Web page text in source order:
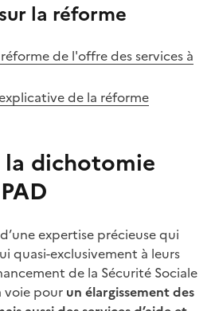
la réforme
de l'offre des services à
de la réforme
la dichotomie
expertise précieuse qui
quasi-exclusivement à leurs
de la Sécurité Sociale
voie pour un élargissement des